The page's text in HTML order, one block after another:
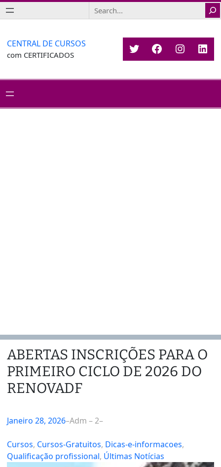
Saltar
para
conteúdo
Search
CENTRAL DE CURSOS
com CERTIFICADOS TwitterFacebook
ABERTAS INSCRIÇÕES PARA O
PRIMEIRO CICLO DE 2026 DO
RENOVADF
Janeiro 28, 2026–Adm – 2–
Cursos, Cursos-Gratuitos, Dicas-e-informacoes
Qualificação profissional, Últimas Notícias